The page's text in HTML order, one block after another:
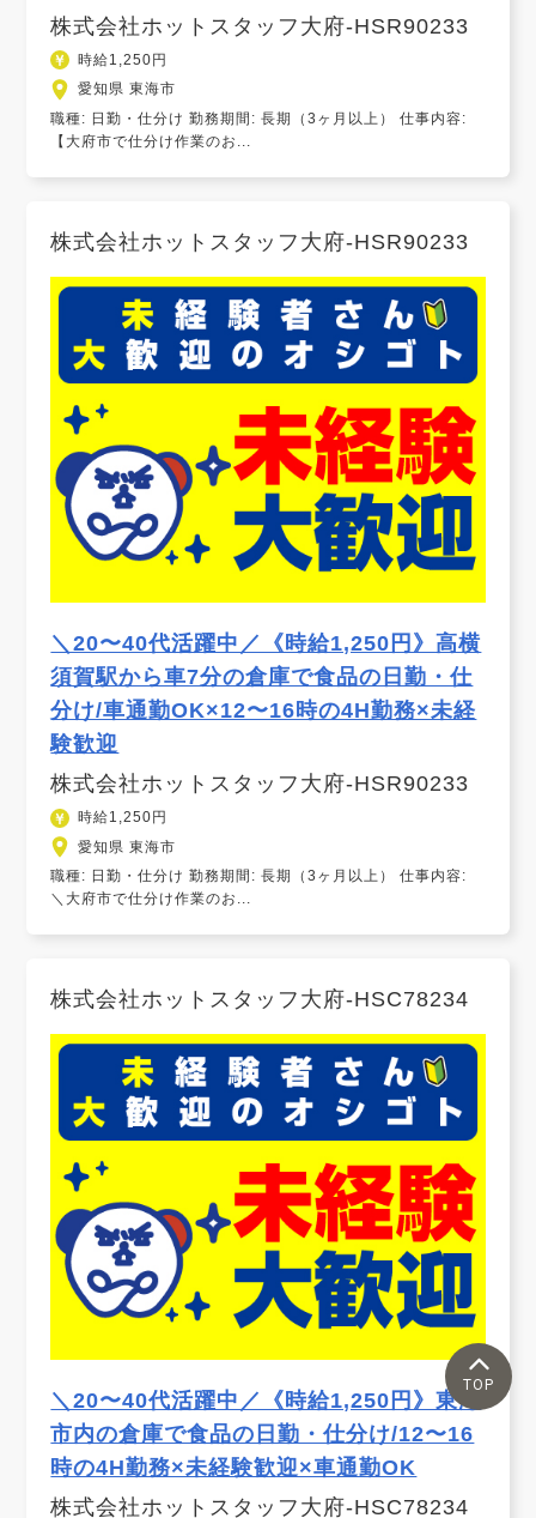
株式会社ホットスタッフ大府-HSR90233
時給1,250円
愛知県 東海市
職種: 日勤・仕分け 勤務期間: 長期（3ヶ月以上） 仕事内容:
【大府市で仕分け作業のお...
株式会社ホットスタッフ大府-HSR90233
＼20〜40代活躍中／《時給1,250円》高横
須賀駅から車7分の倉庫で食品の日勤・仕
分け/車通勤OK×12〜16時の4H勤務×未経
験歓迎
株式会社ホットスタッフ大府-HSR90233
時給1,250円
愛知県 東海市
職種: 日勤・仕分け 勤務期間: 長期（3ヶ月以上） 仕事内容:
＼大府市で仕分け作業のお...
株式会社ホットスタッフ大府-HSC78234
＼20〜40代活躍中／《時給1,250円》東海
市内の倉庫で食品の日勤・仕分け/12〜16
時の4H勤務×未経験歓迎×車通勤OK
株式会社ホットスタッフ大府-HSC78234
TOP